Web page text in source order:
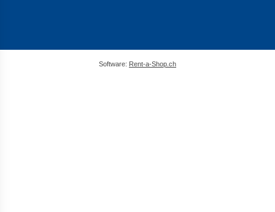
Software: Rent-a-Shop.ch